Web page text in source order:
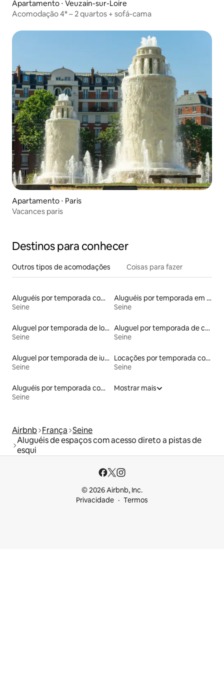
Apartamento ⋅ Veuzain-sur-Loire
Acomodação 4* – 2 quartos + sofá-cama
Apartamento ⋅ Paris
Vacances paris
Destinos para conhecer
Outros tipos de acomodações Coisas para fazer
Aluguéis por temporada com cama de altura acessível
Seine
Aluguéis por temporada em hotéis-fazenda
Seine
Aluguel por temporada de lofts
Seine
Aluguel por temporada de casas na terra
Seine
Aluguel por temporada de iurtas
Seine
Locações por temporada com piscina
Seine
Aluguéis por temporada com sauna
Seine
Mostrar mais
Airbnb França Seine
Aluguéis de espaços com acesso direto a pistas de
esqui
© 2026 Airbnb, Inc.
Privacidade
Termos